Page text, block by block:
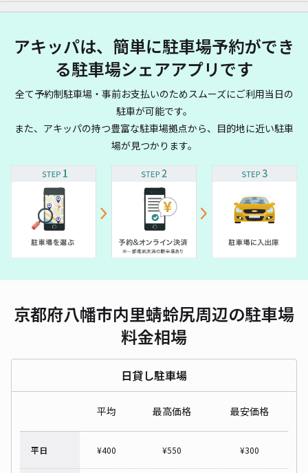
アキッパは、簡単に駐車場予約ができ
る駐車場シェアアプリです
全て予約制駐車場・事前お支払いのためスムーズにご利用当日の
駐車が可能です。
また、アキッパの持つ豊富な駐車場拠点から、目的地に近い駐車
場が見つかります。
京都府八幡市内里蜻蛉尻周辺の駐車場
料金相場
日貸し駐車場
平均 最高価格 最安価格
平日 ¥400 ¥550 ¥300